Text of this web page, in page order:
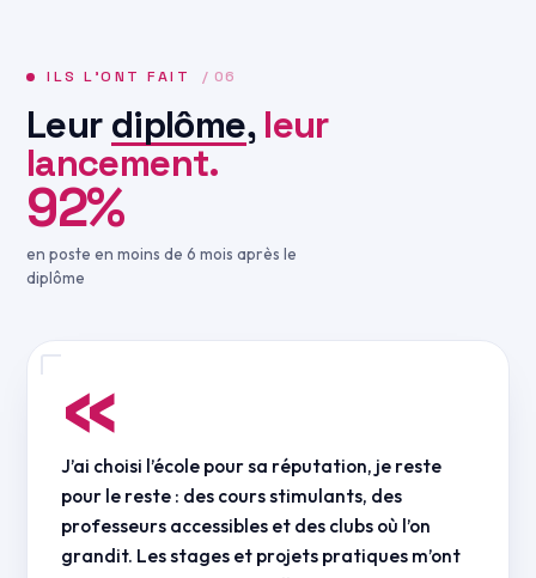
ILS L’ONT FAIT / 06
Leur diplôme, leur
lancement.
92%
en poste en moins de 6 mois après le
diplôme
«
J’ai choisi l’école pour sa réputation, je reste
pour le reste : des cours stimulants, des
professeurs accessibles et des clubs où l’on
grandit. Les stages et projets pratiques m’ont